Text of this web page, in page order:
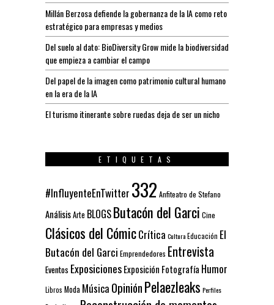
Millán Berzosa defiende la gobernanza de la IA como reto
estratégico para empresas y medios
Del suelo al dato: BioDiversity Grow mide la biodiversidad
que empieza a cambiar el campo
Del papel de la imagen como patrimonio cultural humano
en la era de la IA
El turismo itinerante sobre ruedas deja de ser un nicho
ETIQUETAS
#InfluyenteEnTwitter 332 Anfiteatro de Stefano
AnálisisArte BLOGSButacón del Garci Cine
Clásicos del CómicCrítica CulturaEducación El
Butacón del Garci Emprendedores Entrevista
Eventos ExposicionesExposición Fotografía Humor
Libros Moda Música OpiniónPelaezleaks Perfiles